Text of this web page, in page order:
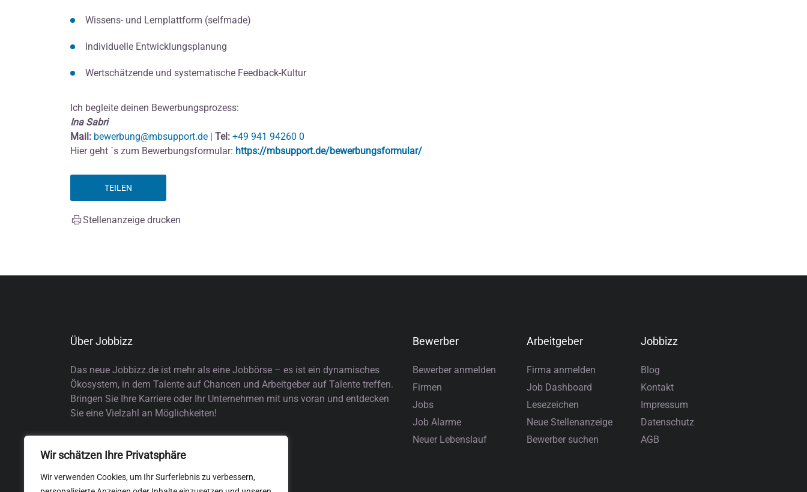
Wir schätzen Ihre Privatsphäre
Wir verwenden Cookies, um Ihr Surferlebnis zu verbessern,
Wissens- und Lernplattform (selfmade)
Individuelle Entwicklungsplanung
Wertschätzende und systematische Feedback-Kultur
Ich begleite deinen Bewerbungsprozess:
Ina Sabri
Mail: bewerbung@mbsupport.de | Tel: +49 941 94260 0
Hier geht ´s zum Bewerbungsformular: https://mbsupport.de/bewerbungsformular/
TEILEN
Stellenanzeige drucken
Über Jobbizz
Das neue Jobbizz.de ist mehr als eine Jobbörse – es ist ein dynamisches
Ökosystem, in dem Talente auf Chancen und Arbeitgeber auf Talente treffen.
Bringen Sie Ihre Karriere oder Ihr Unternehmen mit uns voran und entdecken
Sie eine Vielzahl an Möglichkeiten!
Bewerber
Bewerber anmelden
Firmen
Jobs
Job Alarme
Neuer Lebenslauf
Arbeitgeber
Firma anmelden
Job Dashboard
Lesezeichen
Neue Stellenanzeige
Bewerber suchen
Jobbizz
Blog
Kontakt
Impressum
Datenschutz
AGB